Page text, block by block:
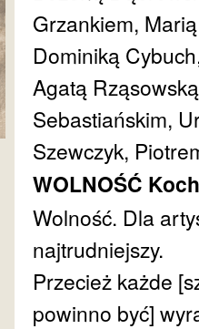
Grzankiem,
Dominiką
Agatą
Sebastiańskim,
Szewczyk,
WOLNOŚĆ
Wolność. Dla
najtrudniejszy.
Przecież każde
powinno być]